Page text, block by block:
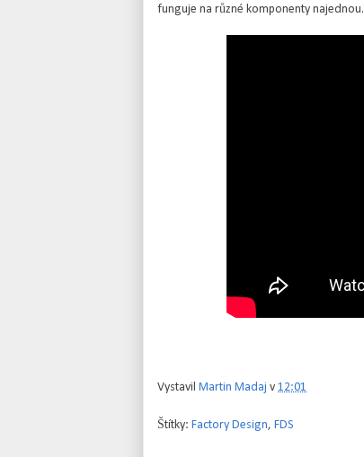
funguje na různé komponenty najednou.
Vystavil Martin Madaj v 12:01
Štítky: Factory Design, FDS